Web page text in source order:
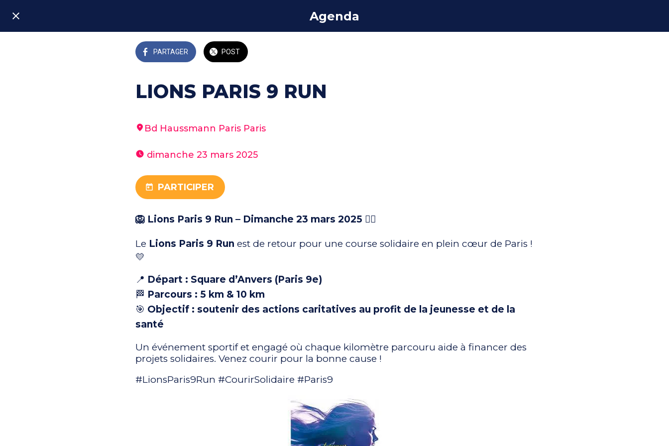
Agenda
PARTAGER POST
LIONS PARIS 9 RUN
Bd Haussmann Paris Paris
dimanche 23 mars 2025
PARTICIPER
🦁 Lions Paris 9 Run – Dimanche 23 mars 2025 🏃‍♂️
Le Lions Paris 9 Run est de retour pour une course solidaire en plein cœur de Paris !
💛
📍 Départ : Square d’Anvers (Paris 9e)
🏁 Parcours : 5 km & 10 km
🎯 Objectif : soutenir des actions caritatives au profit de la jeunesse et de la
santé
Un événement sportif et engagé où chaque kilomètre parcouru aide à financer des
projets solidaires. Venez courir pour la bonne cause !
#LionsParis9Run #CourirSolidaire #Paris9